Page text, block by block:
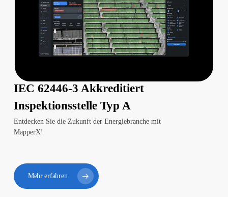
IEC 62446-3 Akkreditiert
Inspektionsstelle Typ A
Entdecken Sie die Zukunft der Energiebranche mit
MapperX!
Mehr erfahren